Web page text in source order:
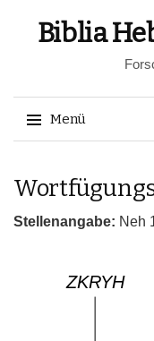
Biblia
Menü
zum
Stellenangabe: Neh